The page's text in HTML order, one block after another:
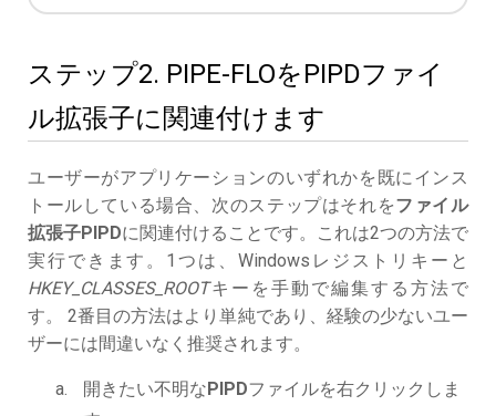
ステップ2. PIPE-FLOをPIPDファイ
ル拡張子に関連付けます
ユーザーがアプリケーションのいずれかを既にインス
トールしている場合、次のステップはそれをファイル
拡張子PIPDに関連付けることです。これは2つの方法で
実行できます。1つは、Windowsレジストリキーと
HKEY_CLASSES_ROOTキーを手動で編集する方法で
す。 2番目の方法はより単純であり、経験の少ないユー
ザーには間違いなく推奨されます。
開きたい不明なPIPDファイルを右クリックしま